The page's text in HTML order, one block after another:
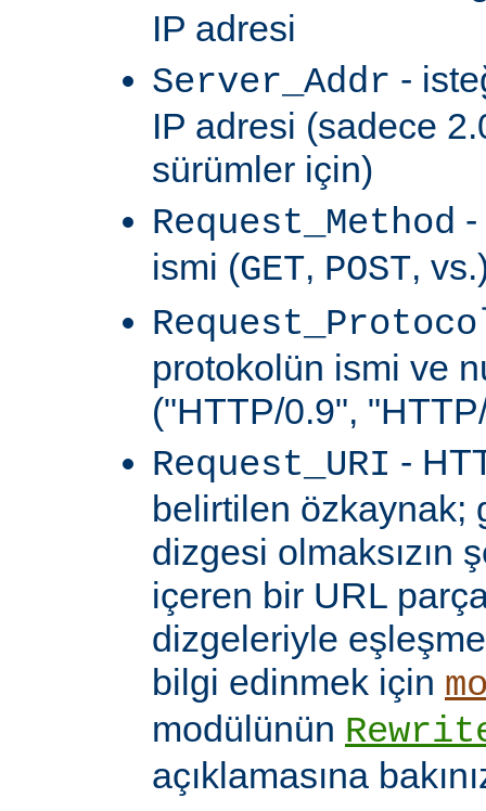
IP adresi
Server_Addr -
IP adresi (sadece
sürümler için)
Request_Method -
ismi (GET, POST,
protokolün ismi ve
("HTTP/0.9",
Request_URI -
belirtilen özkaynak;
dizgesi olmaksızın
içeren bir URL
dizgeleriyle
bilgi edinmek için
modülünün
açıklamasına